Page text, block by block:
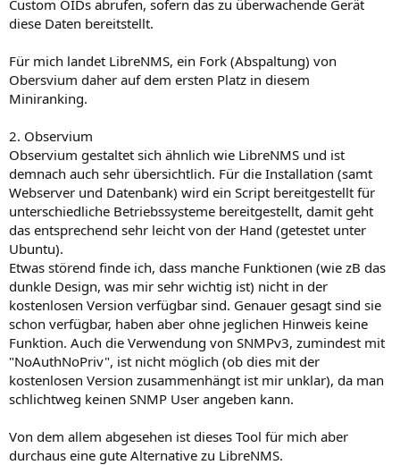
Custom OIDs abrufen, sofern das zu überwachende Gerät
diese Daten bereitstellt.
Für mich landet LibreNMS, ein Fork (Abspaltung) von
Obersvium daher auf dem ersten Platz in diesem
Miniranking.
2. Observium
Observium gestaltet sich ähnlich wie LibreNMS und ist
demnach auch sehr übersichtlich. Für die Installation (samt
Webserver und Datenbank) wird ein Script bereitgestellt für
unterschiedliche Betriebssysteme bereitgestellt, damit geht
das entsprechend sehr leicht von der Hand (getestet unter
Ubuntu).
Etwas störend finde ich, dass manche Funktionen (wie zB das
dunkle Design, was mir sehr wichtig ist) nicht in der
kostenlosen Version verfügbar sind. Genauer gesagt sind sie
schon verfügbar, haben aber ohne jeglichen Hinweis keine
Funktion. Auch die Verwendung von SNMPv3, zumindest mit
"NoAuthNoPriv", ist nicht möglich (ob dies mit der
kostenlosen Version zusammenhängt ist mir unklar), da man
schlichtweg keinen SNMP User angeben kann.
Von dem allem abgesehen ist dieses Tool für mich aber
durchaus eine gute Alternative zu LibreNMS.